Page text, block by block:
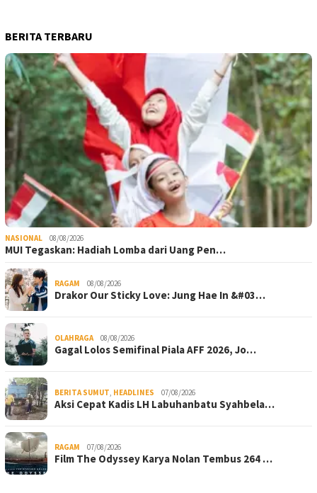
BERITA TERBARU
NASIONAL 08/08/2026
MUI Tegaskan: Hadiah Lomba dari Uang Pen…
RAGAM 08/08/2026
Drakor Our Sticky Love: Jung Hae In &#03…
OLAHRAGA 08/08/2026
Gagal Lolos Semifinal Piala AFF 2026, Jo…
BERITA SUMUT, HEADLINES 07/08/2026
Aksi Cepat Kadis LH Labuhanbatu Syahbela…
RAGAM 07/08/2026
Film The Odyssey Karya Nolan Tembus 264 …